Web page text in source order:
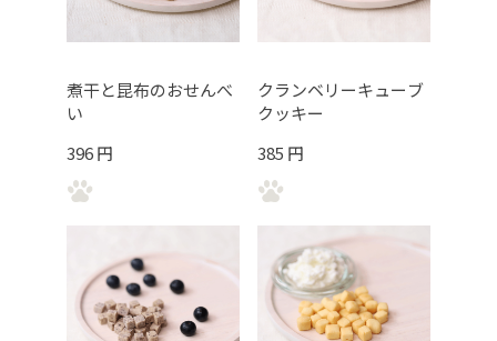
煮干と昆布のおせんべ
い
396 円
クランベリーキューブ
クッキー
385 円